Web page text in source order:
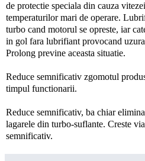
de protectie speciala din cauza
temperaturilor mari de operare.
turbo cand motorul se opreste, iar
in gol fara lubrifiant provocand
Prolong previne aceasta situatie.
Reduce semnificativ zgomotul
timpul functionarii.
Reduce semnificativ, ba chiar
lagarele din turbo-suflante. Creste
semnificativ.